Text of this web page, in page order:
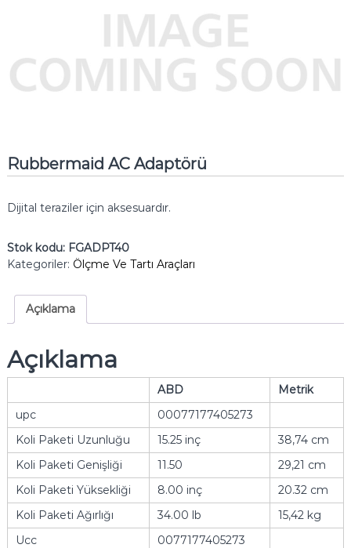
Rubbermaid AC Adaptörü
Dijital teraziler için aksesuardır.
Stok kodu: FGADPT40
Kategoriler: Ölçme Ve Tartı Araçları
Açıklama
Açıklama
ABD
Metrik
upc
00077177405273
Koli Paketi Uzunluğu
15.25 inç
38,74 cm
Koli Paketi Genişliği
11.50
29,21 cm
Koli Paketi Yüksekliği
8.00 inç
20.32 cm
Koli Paketi Ağırlığı
34.00 lb
15,42 kg
Ucc
0077177405273